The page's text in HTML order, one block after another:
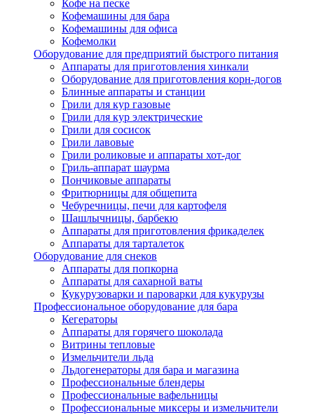
Кофе на песке
Кофемашины для бара
Кофемашины для офиса
Кофемолки
Оборудование для предприятий быстрого питания
Аппараты для приготовления хинкали
Оборудование для приготовления корн-догов
Блинные аппараты и станции
Грили для кур газовые
Грили для кур электрические
Грили для сосисок
Грили лавовые
Грили роликовые и аппараты хот-дог
Гриль-аппарат шаурма
Пончиковые аппараты
Фритюрницы для общепита
Чебуречницы, печи для картофеля
Шашлычницы, барбекю
Аппараты для приготовления фрикаделек
Аппараты для тарталеток
Оборудование для снеков
Аппараты для попкорна
Аппараты для сахарной ваты
Кукурузоварки и пароварки для кукурузы
Профессиональное оборудование для бара
Кегераторы
Аппараты для горячего шоколада
Витрины тепловые
Измельчители льда
Льдогенераторы для бара и магазина
Профессиональные блендеры
Профессиональные вафельницы
Профессиональные миксеры и измельчители